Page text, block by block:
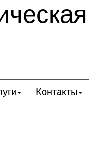
Контакты